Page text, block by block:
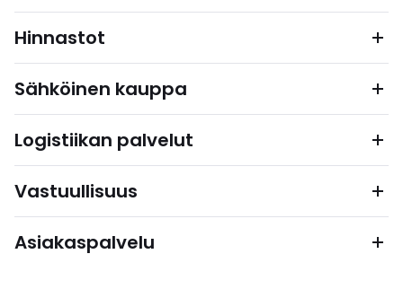
Hinnastot
Sähköinen kauppa
Logistiikan palvelut
Vastuullisuus
Asiakaspalvelu